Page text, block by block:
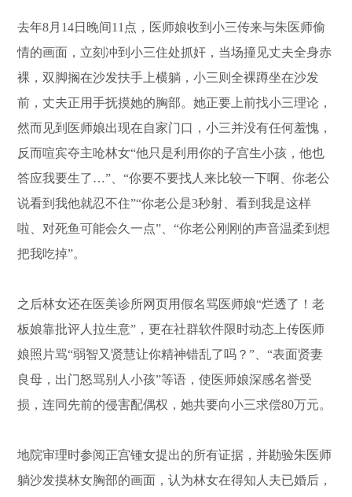
去年8月14日晚间11点，医师娘收到小三传来与朱医师偷
情的画面，立刻冲到小三住处抓奸，当场撞见丈夫全身赤
裸，双脚搁在沙发扶手上横躺，小三则全裸蹲坐在沙发
前，丈夫正用手抚摸她的胸部。她正要上前找小三理论，
然而见到医师娘出现在自家门口，小三并没有任何羞愧，
反而喧宾夺主呛林女“他只是利用你的子宫生小孩，他也
答应我要生了…”、“你要不要找人来比较一下啊、你老公
说看到我他就忍不住”“你老公是3秒射、看到我是这样
啦、对死鱼可能会久一点”、“你老公刚刚的声音温柔到想
把我吃掉”。
之后林女还在医美诊所网页用假名骂医师娘“烂透了！老
板娘靠批评人拉生意”，更在社群软件限时动态上传医师
娘照片骂“弱智又贤慧让你精神错乱了吗？”、“表面贤妻
良母，出门怒骂别人小孩”等语，使医师娘深感名誉受
损，连同先前的侵害配偶权，她共要向小三求偿80万元。
地院审理时参阅正宫锺女提出的所有证据，并勘验朱医师
躺沙发摸林女胸部的画面，认为林女在得知人夫已婚后，